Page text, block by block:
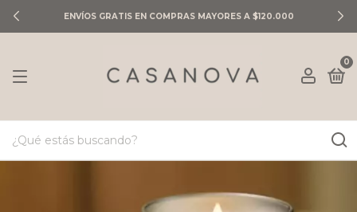
ENVÍOS GRATIS EN COMPRAS MAYORES A $120.000
0